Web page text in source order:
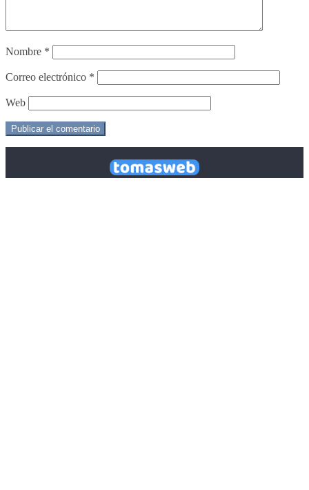
Nombre *
Correo electrónico *
Web